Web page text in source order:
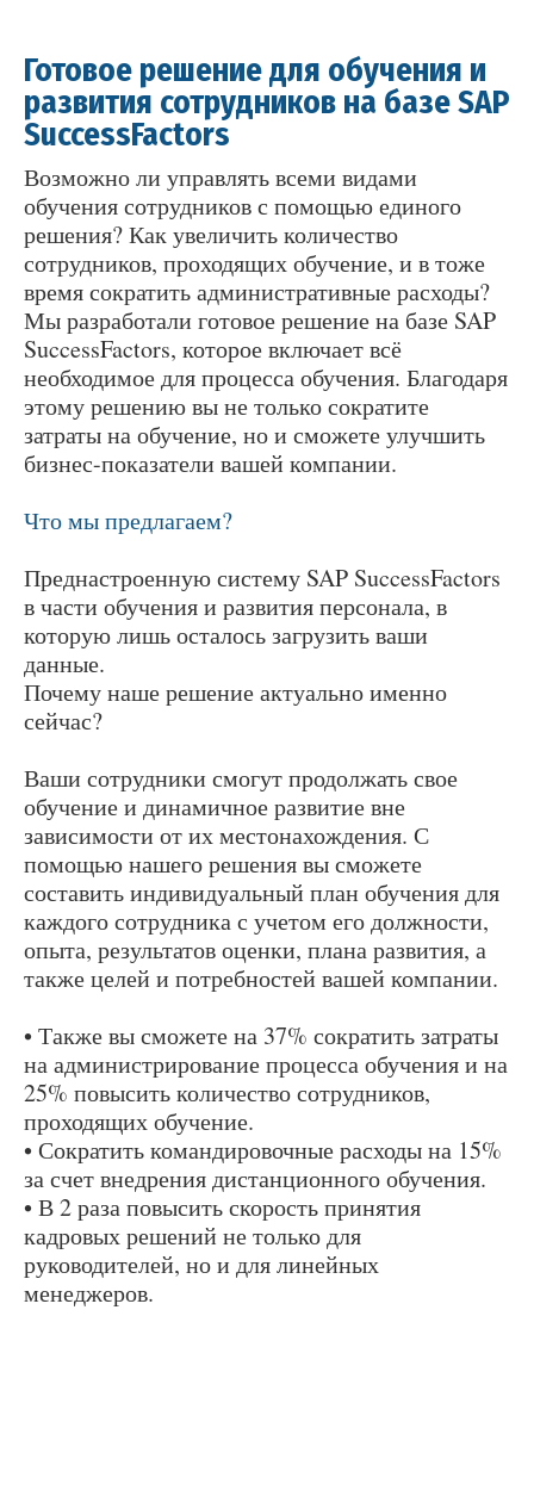
Готовое решение для обучения и
развития сотрудников на базе SAP
SuccessFactors
Возможно ли управлять всеми видами
обучения сотрудников с помощью единого
решения? Как увеличить количество
сотрудников, проходящих обучение, и в тоже
время сократить административные расходы?
Мы разработали готовое решение на базе SAP
SuccessFactors, которое включает всё
необходимое для процесса обучения. Благодаря
этому решению вы не только сократите
затраты на обучение, но и сможете улучшить
бизнес-показатели вашей компании.
Что мы предлагаем?
Преднастроенную систему SAP SuccessFactors
в части обучения и развития персонала, в
которую лишь осталось загрузить ваши
данные.
Почему наше решение актуально именно
сейчас?
Ваши сотрудники смогут продолжать свое
обучение и динамичное развитие вне
зависимости от их местонахождения. С
помощью нашего решения вы сможете
составить индивидуальный план обучения для
каждого сотрудника с учетом его должности,
опыта, результатов оценки, плана развития, а
также целей и потребностей вашей компании.
• Также вы сможете на 37% сократить затраты
на администрирование процесса обучения и на
25% повысить количество сотрудников,
проходящих обучение.
• Сократить командировочные расходы на 15%
за счет внедрения дистанционного обучения.
• В 2 раза повысить скорость принятия
кадровых решений не только для
руководителей, но и для линейных
менеджеров.